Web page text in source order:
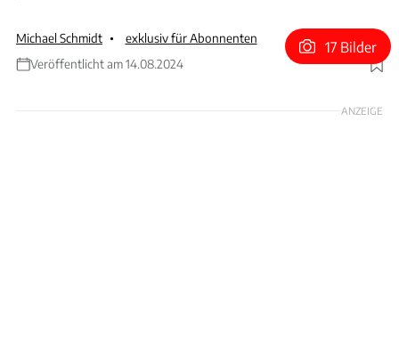
Michael Schmidt
exklusiv für Abonnenten
Veröffentlicht am 14.08.2024
Foto: Red Bull
17 Bilder
ANZEIGE